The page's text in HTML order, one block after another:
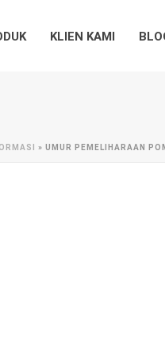
KLIEN KAMI
» UMUR PEMELIHARAAN